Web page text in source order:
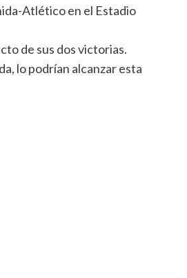
Atlético en el Estadio
de sus dos victorias.
lo podrían alcanzar esta